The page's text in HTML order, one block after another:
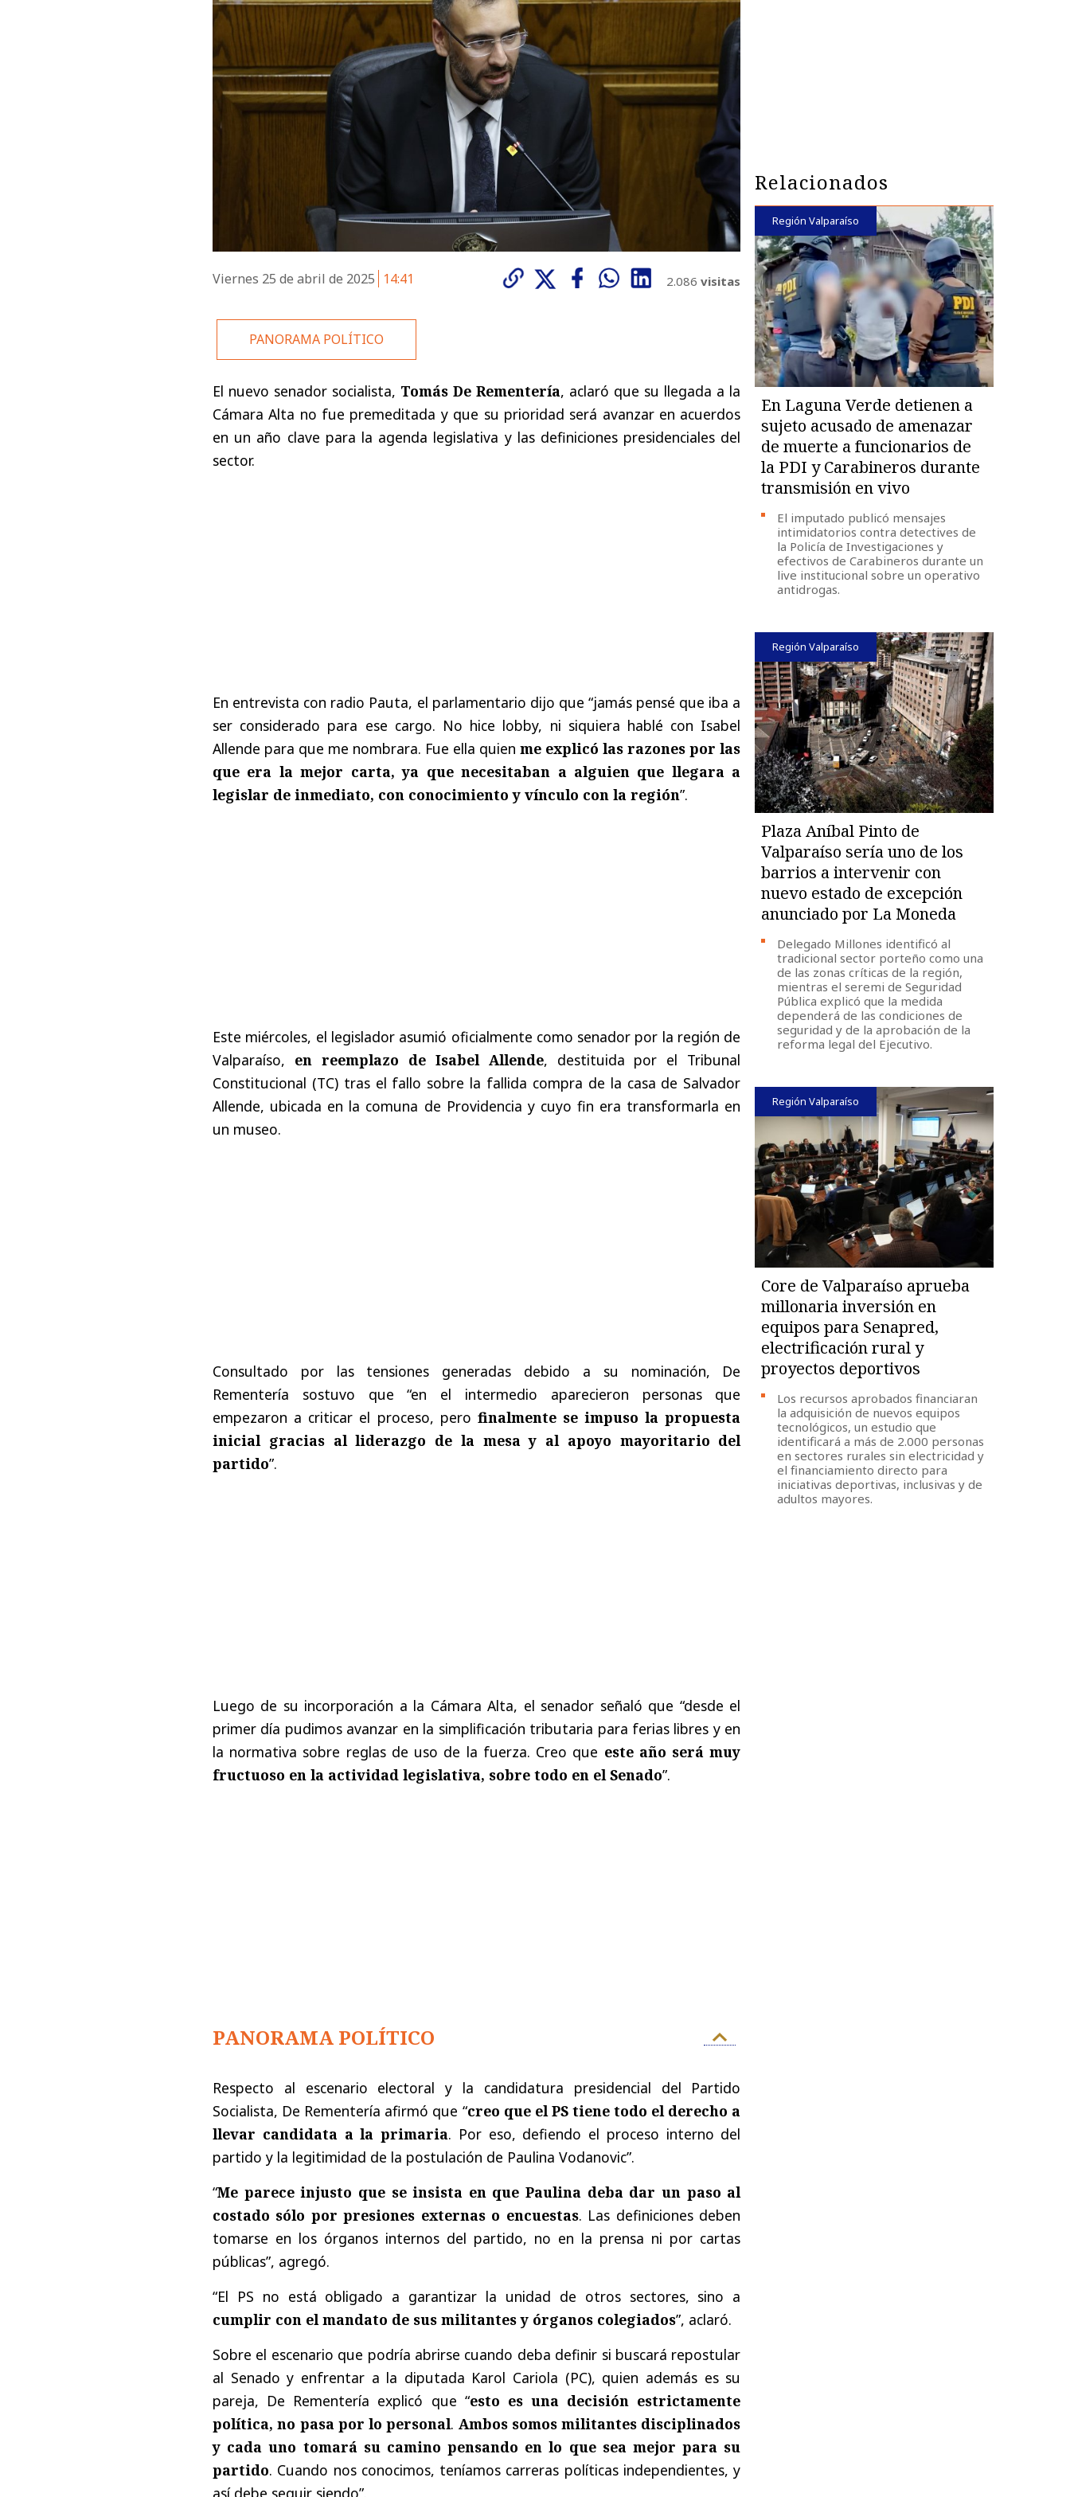
Viernes 25 de abril de 2025 14:41 2.086 visitas
PANORAMA POLÍTICO
El nuevo senador socialista, Tomás De Rementería, aclaró que su llegada a la
Cámara Alta no fue premeditada y que su prioridad será avanzar en acuerdos
en un año clave para la agenda legislativa y las definiciones presidenciales del
sector.
En entrevista con radio Pauta, el parlamentario dijo que “jamás pensé que iba a
ser considerado para ese cargo. No hice lobby, ni siquiera hablé con Isabel
Allende para que me nombrara. Fue ella quienme explicó las razones por las
que era la mejor carta, ya que necesitaban a alguien que llegara a
legislar de inmediato, con conocimiento y vínculo con la región”.
Este miércoles, el legislador asumió oficialmente como senador por la región de
Valparaíso, en reemplazo de Isabel Allende, destituida por el Tribunal
Constitucional (TC) tras el fallo sobre la fallida compra de la casa de Salvador
Allende, ubicada en la comuna de Providencia y cuyo fin era transformarla en
un museo.
Consultado por las tensiones generadas debido a su nominación, De
Rementería sostuvo que “en el intermedio aparecieron personas que
empezaron a criticar el proceso, pero finalmente se impuso la propuesta
inicial gracias al liderazgo de la mesa y al apoyo mayoritario del
partido”.
Luego de su incorporación a la Cámara Alta, el senador señaló que “desde el
primer día pudimos avanzar en la simplificación tributaria para ferias libres y en
la normativa sobre reglas de uso de la fuerza. Creo que este año será muy
fructuoso en la actividad legislativa, sobre todo en el Senado”.
PANORAMA POLÍTICO
Respecto al escenario electoral y la candidatura presidencial del Partido
Socialista, De Rementería afirmó que “creo que el PS tiene todo el derecho a
llevar candidata a la primaria. Por eso, defiendo el proceso interno del
partido y la legitimidad de la postulación de Paulina Vodanovic”.
“Me parece injusto que se insista en que Paulina deba dar un paso al
costado sólo por presiones externas o encuestas. Las definiciones deben
tomarse en los órganos internos del partido, no en la prensa ni por cartas
públicas”, agregó.
“El PS no está obligado a garantizar la unidad de otros sectores, sino a
cumplir con el mandato de sus militantes y órganos colegiados”, aclaró.
Sobre el escenario que podría abrirse cuando deba definir si buscará repostular
al Senado y enfrentar a la diputada Karol Cariola (PC), quien además es su
pareja, De Rementería explicó que “esto es una decisión estrictamente
política, no pasa por lo personal. Ambos somos militantes disciplinados
y cada uno tomará su camino pensando en lo que sea mejor para su
partido. Cuando nos conocimos, teníamos carreras políticas independientes, y
Relacionados
Región Valparaíso
En Laguna Verde detienen a
sujeto acusado de amenazar
de muerte a funcionarios de
la PDI y Carabineros durante
transmisión en vivo
El imputado publicó mensajes
intimidatorios contra detectives de
la Policía de Investigaciones y
efectivos de Carabineros durante un
live institucional sobre un operativo
antidrogas.
Región Valparaíso
Plaza Aníbal Pinto de
Valparaíso sería uno de los
barrios a intervenir con
nuevo estado de excepción
anunciado por La Moneda
Delegado Millones identificó al
tradicional sector porteño como una
de las zonas críticas de la región,
mientras el seremi de Seguridad
Pública explicó que la medida
dependerá de las condiciones de
seguridad y de la aprobación de la
reforma legal del Ejecutivo.
Región Valparaíso
Core de Valparaíso aprueba
millonaria inversión en
equipos para Senapred,
electrificación rural y
proyectos deportivos
Los recursos aprobados financiaran
la adquisición de nuevos equipos
tecnológicos, un estudio que
identificará a más de 2.000 personas
en sectores rurales sin electricidad y
el financiamiento directo para
iniciativas deportivas, inclusivas y de
adultos mayores.